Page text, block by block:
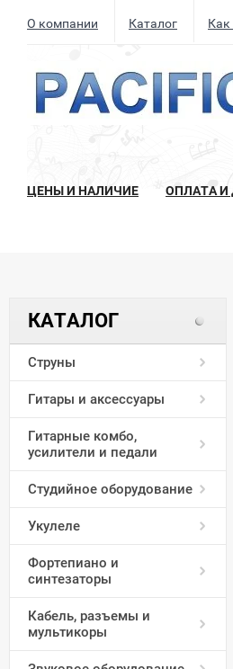
О компании Каталог Как
ЦЕНЫ И НАЛИЧИЕ ОПЛАТА И
КАТАЛОГ
Струны
Гитары и аксессуары
Гитарные комбо,
усилители и педали
Студийное оборудование
Укулеле
Фортепиано и
синтезаторы
Кабель, разъемы и
мультикоры